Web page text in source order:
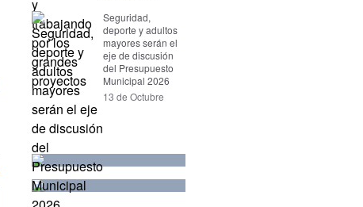
Seguridad,
deporte y adultos
mayores serán el
eje de discusión
del Presupuesto
Municipal 2026
13 de Octubre